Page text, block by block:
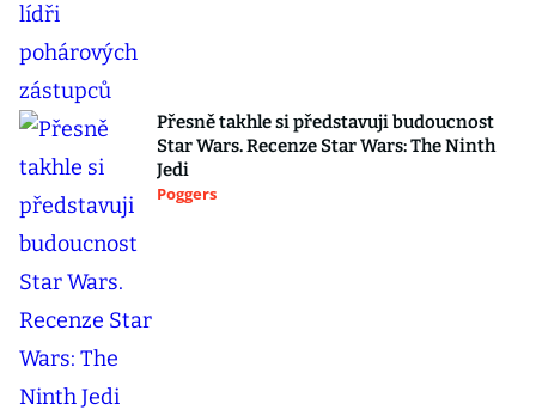
Přesně takhle si představuji budoucnost
Star Wars. Recenze Star Wars: The Ninth
Jedi
Poggers